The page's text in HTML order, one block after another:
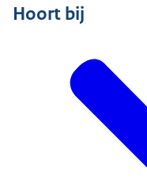
Hoort bij